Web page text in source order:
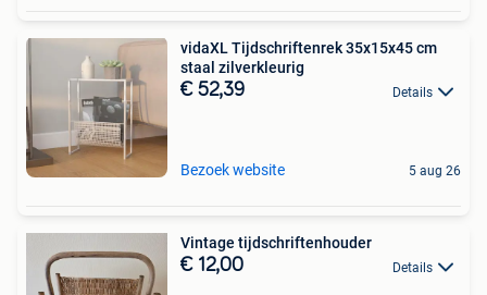
vidaXL Tijdschriftenrek 35x15x45 cm
staal zilverkleurig
€ 52,39 Details
Bezoek website 5 aug 26
Vintage tijdschriftenhouder
€ 12,00 Details